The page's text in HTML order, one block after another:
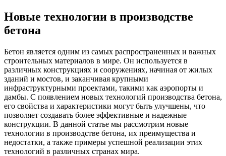
Новые технологии в производстве
бетона
Бетон является одним из самых распространенных и важных
строительных материалов в мире. Он используется в
различных конструкциях и сооружениях, начиная от жилых
зданий и мостов, и заканчивая крупными
инфраструктурными проектами, такими как аэропорты и
дамбы. С появлением новых технологий производства бетона,
его свойства и характеристики могут быть улучшены, что
позволяет создавать более эффективные и надежные
конструкции. В данной статье мы рассмотрим новые
технологии в производстве бетона, их преимущества и
недостатки, а также примеры успешной реализации этих
технологий в различных странах мира.